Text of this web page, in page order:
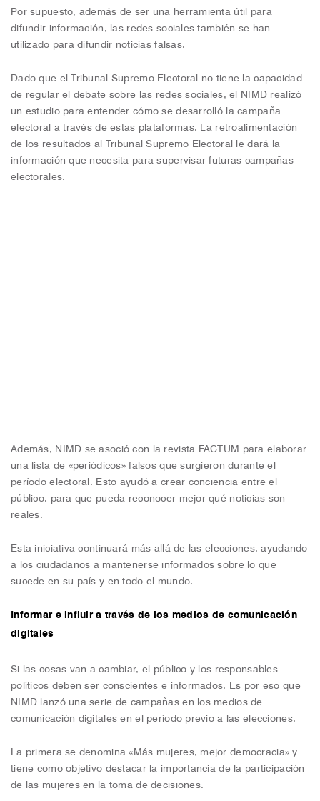
Por supuesto, además de ser una herramienta útil para
difundir información, las redes sociales también se han
utilizado para difundir noticias falsas.
Dado que el Tribunal Supremo Electoral no tiene la capacidad
de regular el debate sobre las redes sociales, el NIMD realizó
un estudio para entender cómo se desarrolló la campaña
electoral a través de estas plataformas. La retroalimentación
de los resultados al Tribunal Supremo Electoral le dará la
información que necesita para supervisar futuras campañas
electorales.
Además, NIMD se asoció con la revista FACTUM para elaborar
una lista de «periódicos» falsos que surgieron durante el
período electoral. Esto ayudó a crear conciencia entre el
público, para que pueda reconocer mejor qué noticias son
reales.
Esta iniciativa continuará más allá de las elecciones, ayudando
a los ciudadanos a mantenerse informados sobre lo que
sucede en su país y en todo el mundo.
Informar e influir a través de los medios de comunicación
digitales
Si las cosas van a cambiar, el público y los responsables
políticos deben ser conscientes e informados. Es por eso que
NIMD lanzó una serie de campañas en los medios de
comunicación digitales en el período previo a las elecciones.
La primera se denomina «Más mujeres, mejor democracia» y
tiene como objetivo destacar la importancia de la participación
de las mujeres en la toma de decisiones.